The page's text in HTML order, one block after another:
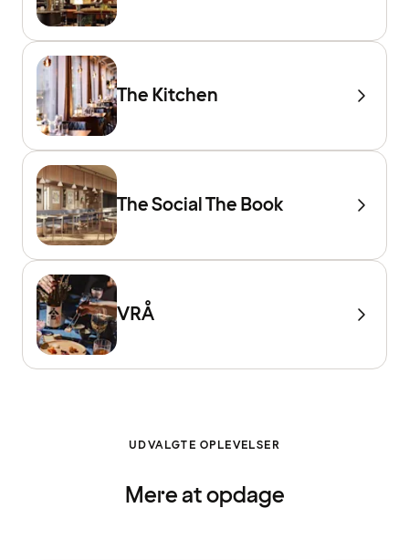
The Kitchen
The Social The Book
VRÅ
UDVALGTE OPLEVELSER
Mere at opdage